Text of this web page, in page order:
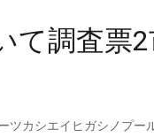
て調査票
ツカシエイヒガシノプー